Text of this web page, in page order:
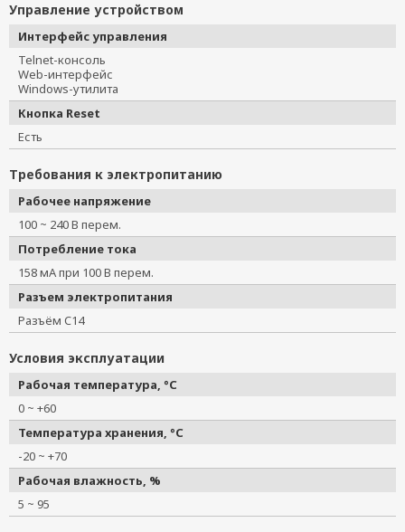
Управление устройством
Интерфейс управления
Telnet-консоль
Web-интерфейс
Windows-утилита
Кнопка Reset
Есть
Требования к электропитанию
Рабочее напряжение
100 ~ 240 В перем.
Потребление тока
158 мА при 100 В перем.
Разъем электропитания
Разъём C14
Условия эксплуатации
Рабочая температура, °C
0 ~ +60
Температура хранения, °C
-20 ~ +70
Рабочая влажность, %
5 ~ 95